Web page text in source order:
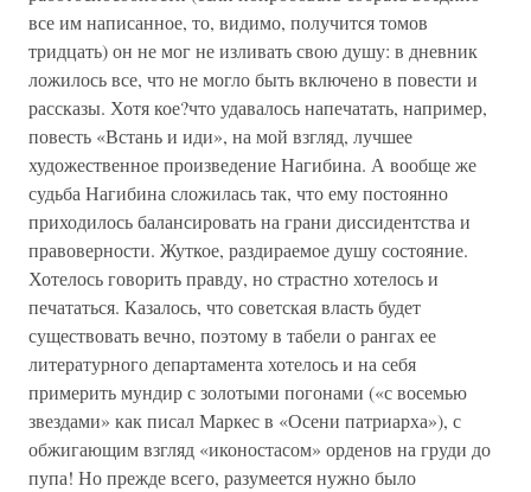
все им написанное, то, видимо, получится томов
тридцать) он не мог не изливать свою душу: в дневник
ложилось все, что не могло быть включено в повести и
рассказы. Хотя кое?что удавалось напечатать, например,
повесть «Встань и иди», на мой взгляд, лучшее
художественное произведение Нагибина. А вообще же
судьба Нагибина сложилась так, что ему постоянно
приходилось балансировать на грани диссидентства и
правоверности. Жуткое, раздираемое душу состояние.
Хотелось говорить правду, но страстно хотелось и
печататься. Казалось, что советская власть будет
существовать вечно, поэтому в табели о рангах ее
литературного департамента хотелось и на себя
примерить мундир с золотыми погонами («с восемью
звездами» как писал Маркес в «Осени патриарха»), с
обжигающим взгляд «иконостасом» орденов на груди до
пупа! Но прежде всего, разумеется нужно было